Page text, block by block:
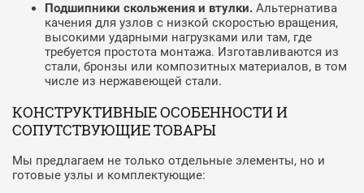
Подшипники скольжения и втулки. Альтернатива
качения для узлов с низкой скоростью вращения,
высокими ударными нагрузками или там, где
требуется простота монтажа. Изготавливаются из
стали, бронзы или композитных материалов, в том
числе из нержавеющей стали.
КОНСТРУКТИВНЫЕ ОСОБЕННОСТИ И
СОПУТСТВУЮЩИЕ ТОВАРЫ
Мы предлагаем не только отдельные элементы, но и
готовые узлы и комплектующие: